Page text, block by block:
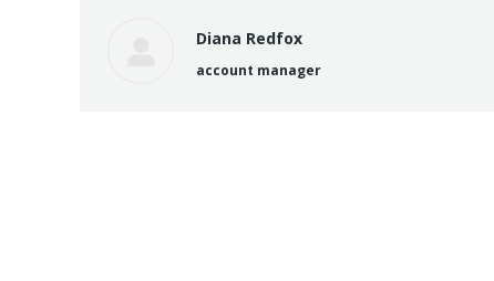
Diana Redfox
account manager